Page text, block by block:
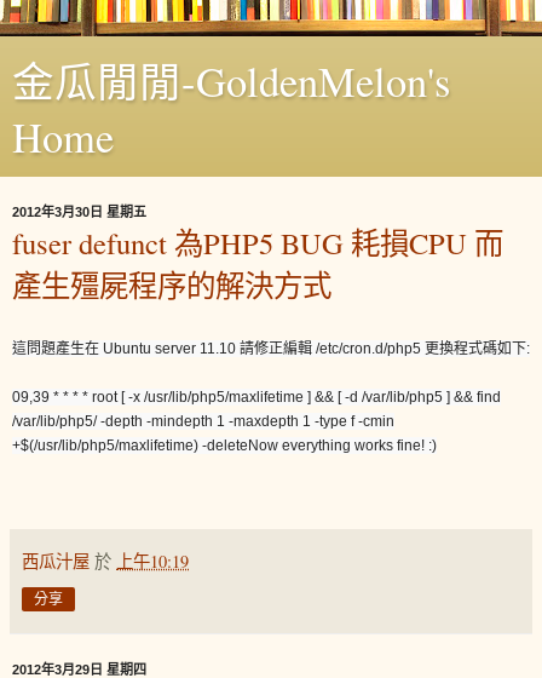
金瓜閒閒-GoldenMelon's
Home
2012年3月30日 星期五
fuser defunct 為PHP5 BUG 耗損CPU 而
產生殭屍程序的解決方式
這問題產生在 Ubuntu server 11.10 請修正編輯 /etc/cron.d/php5 更換程式碼如下:
09,39 * * * * root [ -x /usr/lib/php5/maxlifetime ] && [ -d /var/lib/php5 ] && find
/var/lib/php5/ -depth -mindepth 1 -maxdepth 1 -type f -cmin
+$(/usr/lib/php5/maxlifetime) -deleteNow everything works fine! :)
西瓜汁屋 於 上午10:19
分享
2012年3月29日 星期四